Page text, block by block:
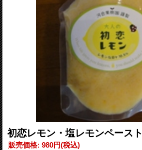
初恋レモン・塩レモンペースト
販売価格: 980円(税込)